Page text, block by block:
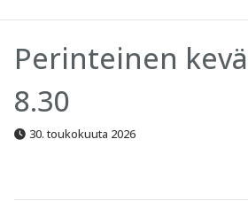
Perinteinen
8.30
30. toukokuuta 2026